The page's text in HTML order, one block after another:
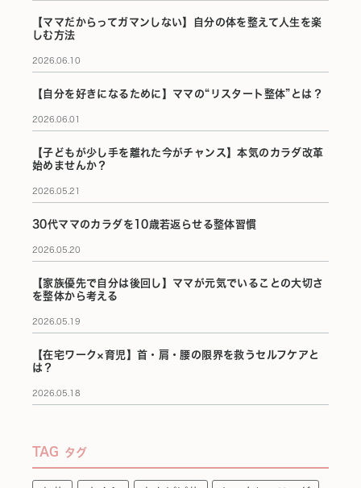
【ママだからってガマンしない】自分の体を整えて人生を楽
しむ方法
2026.06.10
【自分を好きになるために】ママの“リスタート整体”とは？
2026.06.01
【子どもが少し手を離れた今がチャンス】本気のカラダ改革
始めませんか？
2026.05.21
30代ママのカラダを10歳若返らせる整体習慣
2026.05.20
【家族優先で自分は後回し】ママが元気でいることの大切さ
を整体から考える
2026.05.19
【在宅ワーク×育児】首・肩・腰の限界を救うセルフケアと
は？
2026.05.18
TAG タグ